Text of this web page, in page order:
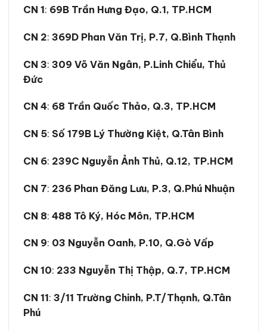
CN 1: 69B Trần Hưng Đạo, Q.1, TP.HCM
CN 2: 369D Phan Văn Trị, P.7, Q.Bình Thạnh
CN 3: 309 Võ Văn Ngân, P.Linh Chiểu, Thủ
Đức
CN 4: 68 Trần Quốc Thảo, Q.3, TP.HCM
CN 5: Số 179B Lý Thường Kiệt, Q.Tân Bình
CN 6: 239C Nguyễn Ảnh Thủ, Q.12, TP.HCM
CN 7: 236 Phan Đăng Lưu, P.3, Q.Phú Nhuận
CN 8: 488 Tô Ký, Hóc Môn, TP.HCM
CN 9: 03 Nguyễn Oanh, P.10, Q.Gò Vấp
CN 10: 233 Nguyễn Thị Thập, Q.7, TP.HCM
CN 11: 3/11 Trường Chinh, P.T/Thạnh, Q.Tân
Phú